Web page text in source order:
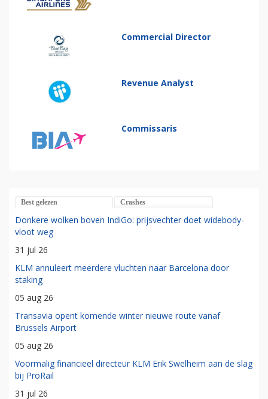
Commercial Director
Revenue Analyst
Commissaris
Best gelezen Crashes
Donkere wolken boven IndiGo: prijsvechter doet widebody-
vloot weg
31 jul 26
KLM annuleert meerdere vluchten naar Barcelona door
staking
05 aug 26
Transavia opent komende winter nieuwe route vanaf
Brussels Airport
05 aug 26
Voormalig financieel directeur KLM Erik Swelheim aan de slag
bij ProRail
31 jul 26